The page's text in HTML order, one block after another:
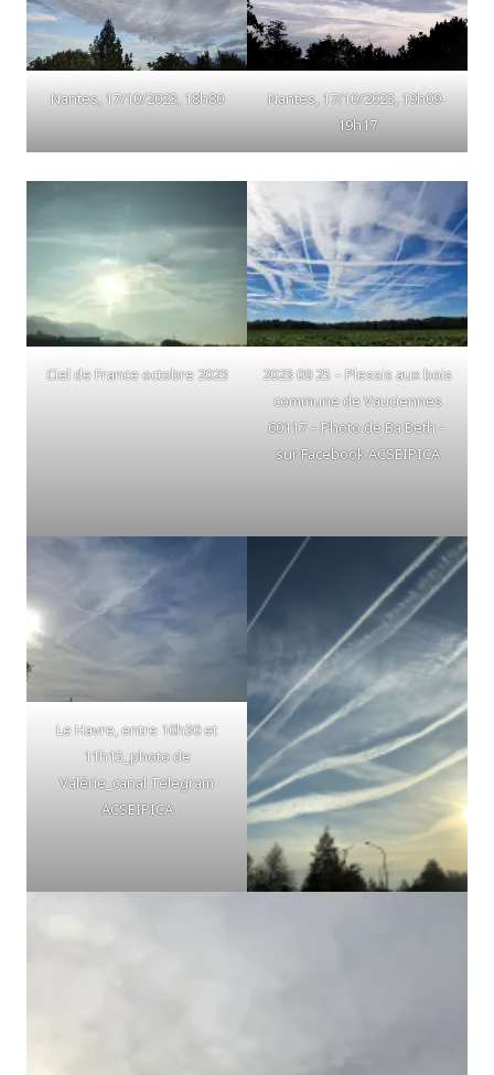
Nantes, 17/10/2023, 18h80
Nantes, 17/10/2023, 19h09-
19h17
Ciel de France octobre 2023
2023 09 25 – Plessis aux bois
commune de Vauciennes
60117 – Photo de Ba Beth –
sur Facebook ACSEIPICA
Le Havre, entre 10h30 et
11h15_photo de
Valérie_canal Telegram
ACSEIPICA